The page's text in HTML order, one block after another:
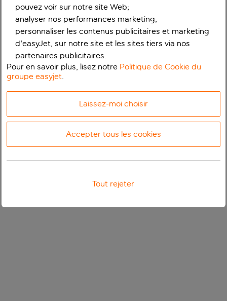
pouvez voir sur notre site Web;
analyser nos performances marketing;
personnaliser les contenus publicitaires et marketing
d'easyJet, sur notre site et les sites tiers via nos
partenaires publicitaires.
Pour en savoir plus, lisez notre Politique de Cookie du
groupe easyjet.
Laissez-moi choisir
Accepter tous les cookies
Tout rejeter